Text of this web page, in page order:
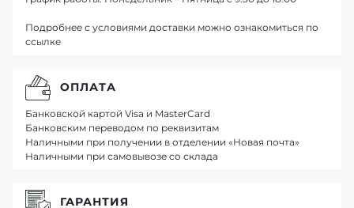
Подробнее с условиями доставки можно ознакомиться по
ссылке
ОПЛАТА
Банковской картой Visa и MasterCard
Банковским переводом по реквизитам
Наличными при получении в отделении «Новая почта»
Наличными при самовывозе со склада
ГАРАНТИЯ